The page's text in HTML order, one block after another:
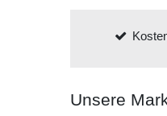
Unsere